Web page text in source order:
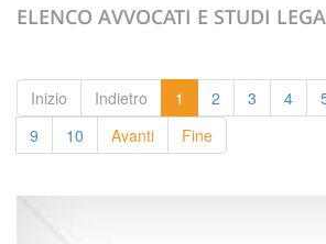
ELENCO AVVOCATI E STUDI
Inizio Indietro 1 2 3 4
9
10 Avanti Fine